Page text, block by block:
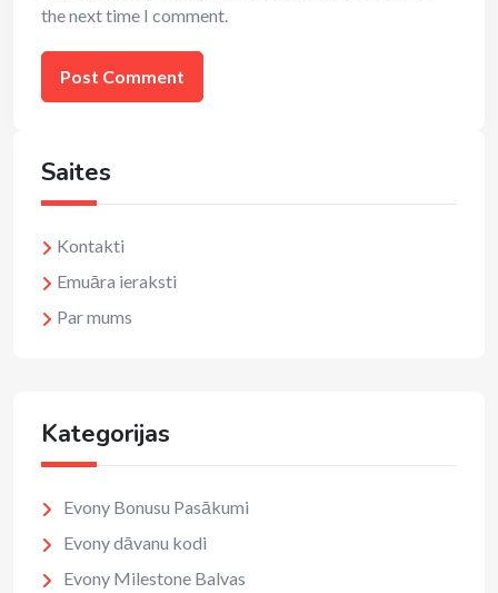
the next time I comment.
Saites
Kontakti
Emuāra ieraksti
Par mums
Kategorijas
Evony Bonusu Pasākumi
Evony dāvanu kodi
Evony Milestone Balvas